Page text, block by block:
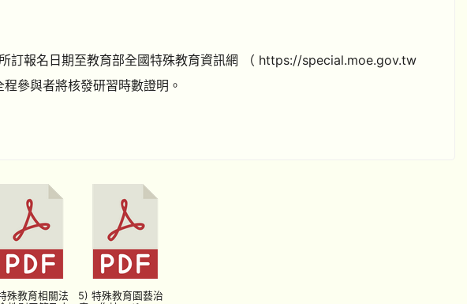
訂報名日期至教育部全國特殊教育資訊網 （ https://special.moe.gov.tw
參與者將核發研習時數證明。
殊教育相關法
5) 特殊教育園藝治